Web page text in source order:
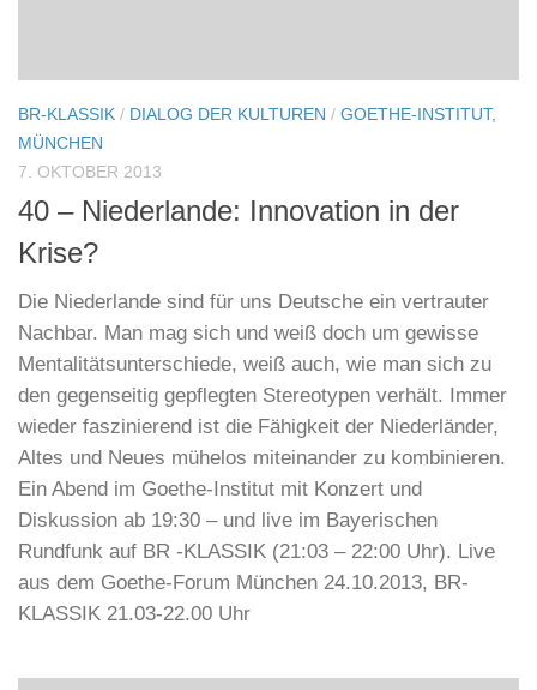
BR-KLASSIK /DIALOG DER KULTUREN/GOETHE-INSTITUT,
MÜNCHEN
7. OKTOBER 2013
40 – Niederlande: Innovation in der
Krise?
Die Niederlande sind für uns Deutsche ein vertrauter
Nachbar. Man mag sich und weiß doch um gewisse
Mentalitätsunterschiede, weiß auch, wie man sich zu
den gegenseitig gepflegten Stereotypen verhält. Immer
wieder faszinierend ist die Fähigkeit der Niederländer,
Ein Abend im Goethe-Institut mit Konzert und